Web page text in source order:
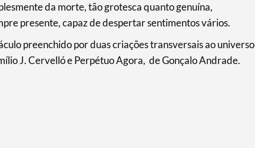
da morte, tão grotesca quanto genuína,
presente, capaz de despertar sentimentos vários.
preenchido por duas criações transversais ao universo
J. Cervelló e Perpétuo Agora, de Gonçalo Andrade.